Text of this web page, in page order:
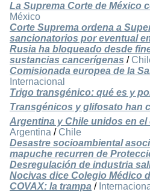
La Suprema Corte de México
México
Corte Suprema ordena a
sancionatorios por eventual
Rusia ha bloqueado desde
sustancias cancerígenas /
Comisionada europea de la
Internacional
Trigo transgénico: qué es y
Transgénicos y glifosato han
Argentina y Chile unidos en
Argentina / Chile
Desastre socioambiental
mapuche recurren de
Desregulación de industria
Nocivas dice Colegio Médico
COVAX: la trampa /